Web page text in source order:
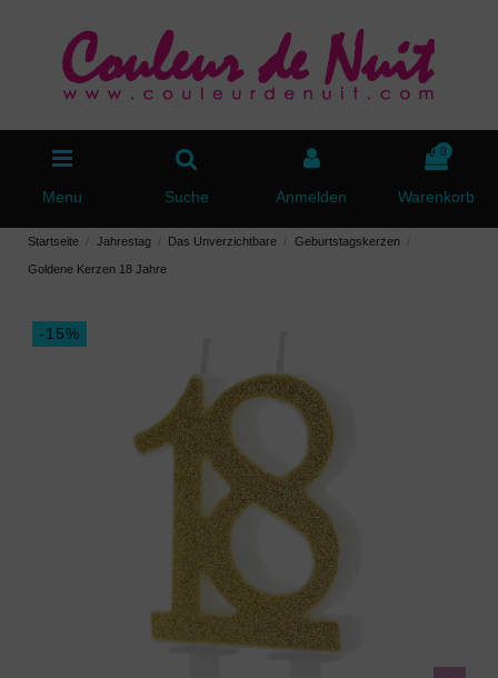
Menu Suche Anmelden
0
Warenkorb
Startseite Jahrestag Das Unverzichtbare Geburtstagskerzen
Goldene Kerzen 18 Jahre
-15%